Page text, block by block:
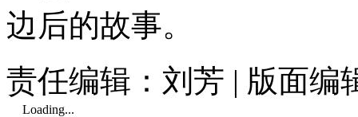
边后的故事。
责任编辑：刘芳 | 版面编
Loading...